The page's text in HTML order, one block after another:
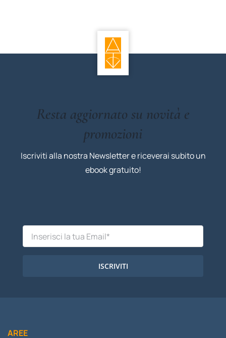
Resta aggiornato su novità e
promozioni
Iscriviti alla nostra Newsletter e riceverai subito un
ebook gratuito!
ISCRIVITI
AREE